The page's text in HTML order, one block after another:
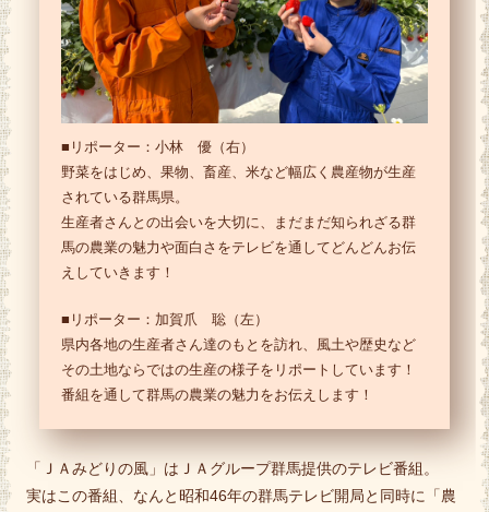
■リポーター：小林 優（右）
野菜をはじめ、果物、畜産、米など幅広く農産物が生産
されている群馬県。
生産者さんとの出会いを大切に、まだまだ知られざる群
馬の農業の魅力や面白さをテレビを通してどんどんお伝
えしていきます！
■リポーター：加賀爪 聡（左）
県内各地の生産者さん達のもとを訪れ、風土や歴史など
その土地ならではの生産の様子をリポートしています！
番組を通して群馬の農業の魅力をお伝えします！
「ＪＡみどりの風」はＪＡグループ群馬提供のテレビ番組。
実はこの番組、なんと昭和46年の群馬テレビ開局と同時に「農